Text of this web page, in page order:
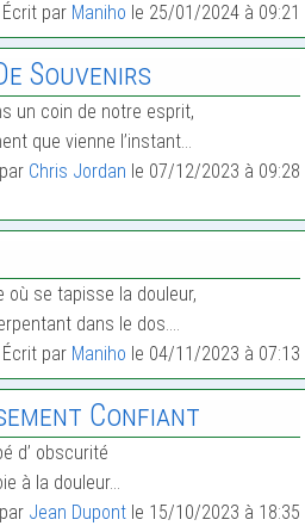
Écrit par Maniho le 25/01/2024 à 09:21
Souvenirs
un coin de notre esprit,
que vienne l’instant…
Chris Jordan le 07/12/2023 à 09:28
où se tapisse la douleur,
dans le dos.…
Écrit par Maniho le 04/11/2023 à 07:13
Confiant
d’ obscurité
à la douleur…
Jean Dupont le 15/10/2023 à 18:35